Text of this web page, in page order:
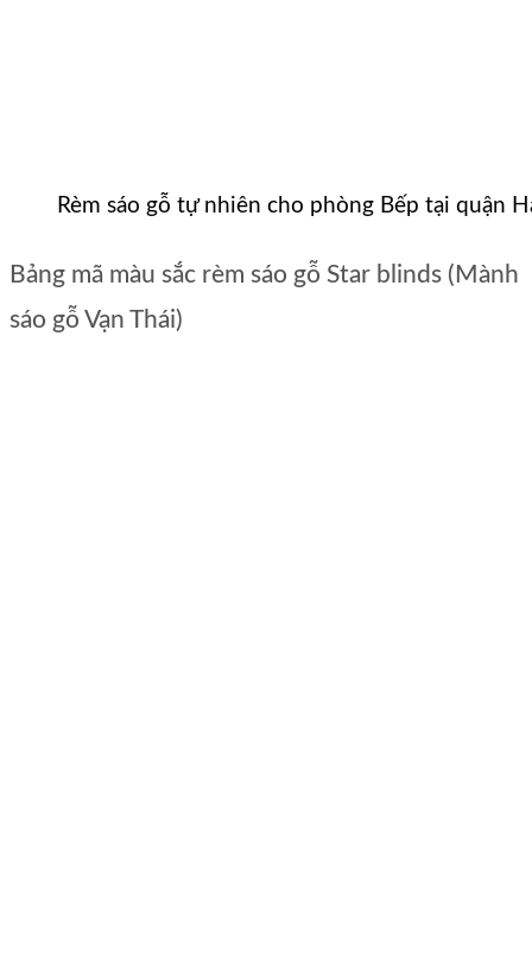
Rèm sáo gỗ tự nhiên cho phòng Bếp tại quận
Bảng mã màu sắc rèm sáo gỗ Star blinds (Mành
sáo gỗ Vạn Thái)